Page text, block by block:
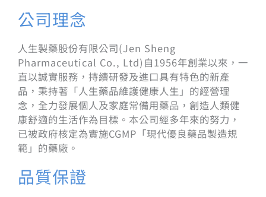
公司理念
人生製藥股份有限公司(Jen Sheng
Pharmaceutical Co., Ltd)自1956年創業以來，一
直以誠實服務，持續研發及進口具有特色的新產
品，秉持著「人生藥品維護健康人生」的經營理
念，全力發展個人及家庭常備用藥品，創造人類健
康舒適的生活作為目標。本公司經多年來的努力，
已被政府核定為實施CGMP「現代優良藥品製造規
範」的藥廠。
品質保證